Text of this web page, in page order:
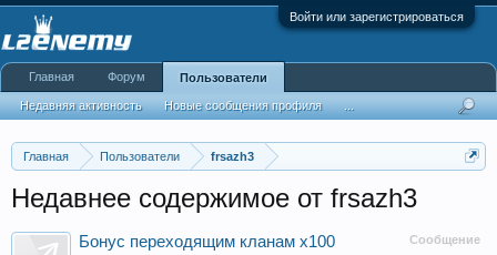
Войти или зарегистрироваться
Главная Пользователи frsazh3
Недавнее содержимое от frsazh3
Сообщение
Бонус переходящим кланам х100
Главная Форум Пользователи
Недавняя активность Новые сообщения профиля